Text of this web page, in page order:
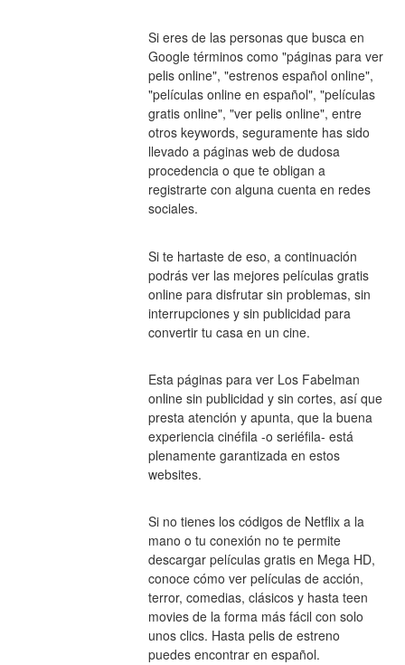
Si eres de las personas que busca en
Google términos como "páginas para ver
pelis online", "estrenos español online",
"películas online en español", "películas
gratis online", "ver pelis online", entre
otros keywords, seguramente has sido
llevado a páginas web de dudosa
procedencia o que te obligan a
registrarte con alguna cuenta en redes
sociales.
Si te hartaste de eso, a continuación
podrás ver las mejores películas gratis
online para disfrutar sin problemas, sin
interrupciones y sin publicidad para
convertir tu casa en un cine.
Esta páginas para ver Los Fabelman
online sin publicidad y sin cortes, así que
presta atención y apunta, que la buena
experiencia cinéfila -o seriéfila- está
plenamente garantizada en estos
websites.
Si no tienes los códigos de Netflix a la
mano o tu conexión no te permite
descargar películas gratis en Mega HD,
conoce cómo ver películas de acción,
terror, comedias, clásicos y hasta teen
movies de la forma más fácil con solo
unos clics. Hasta pelis de estreno
puedes encontrar en español.